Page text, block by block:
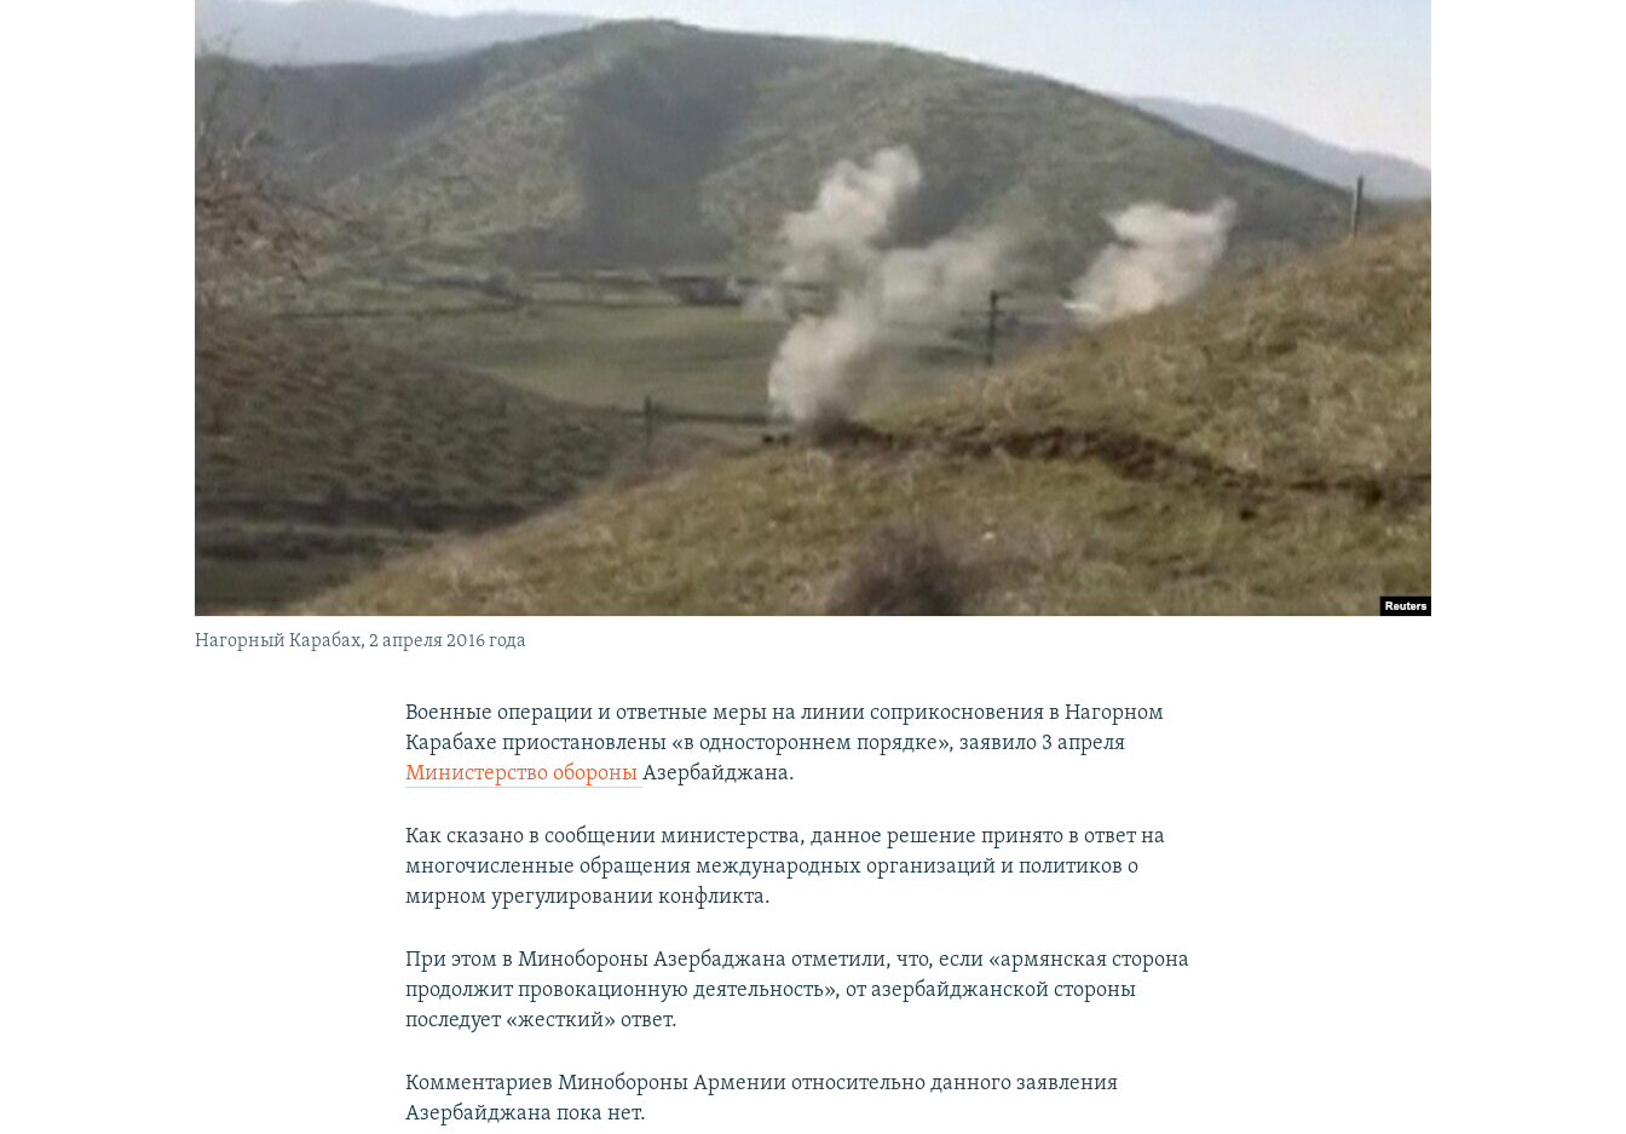
КРЫМ.НЕПОКОРЕННЫЙ
УКРАИНСКАЯ ПРОБЛЕМА КРЫМА
Нагорный Карабах, 2 апреля 2016 года
Военные операции и ответные меры на линии соприкосновения в Нагорном
Карабахе приостановлены «в одностороннем порядке», заявило 3 апреля
Министерство обороныАзербайджана.
Как сказано в сообщении министерства, данное решение принято в ответ на
многочисленные обращения международных организаций и политиков о
мирном урегулировании конфликта.
При этом в Минобороны Азербаджана отметили, что, если «армянская сторона
продолжит провокационную деятельность», от азербайджанской стороны
последует «жесткий» ответ.
Комментариев Минобороны Армении относительно данного заявления
Азербайджана пока нет.